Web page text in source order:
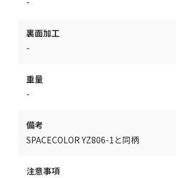
裏面加工
-
重量
-
備考
SPACECOLOR YZ806-1と同柄
注意事項